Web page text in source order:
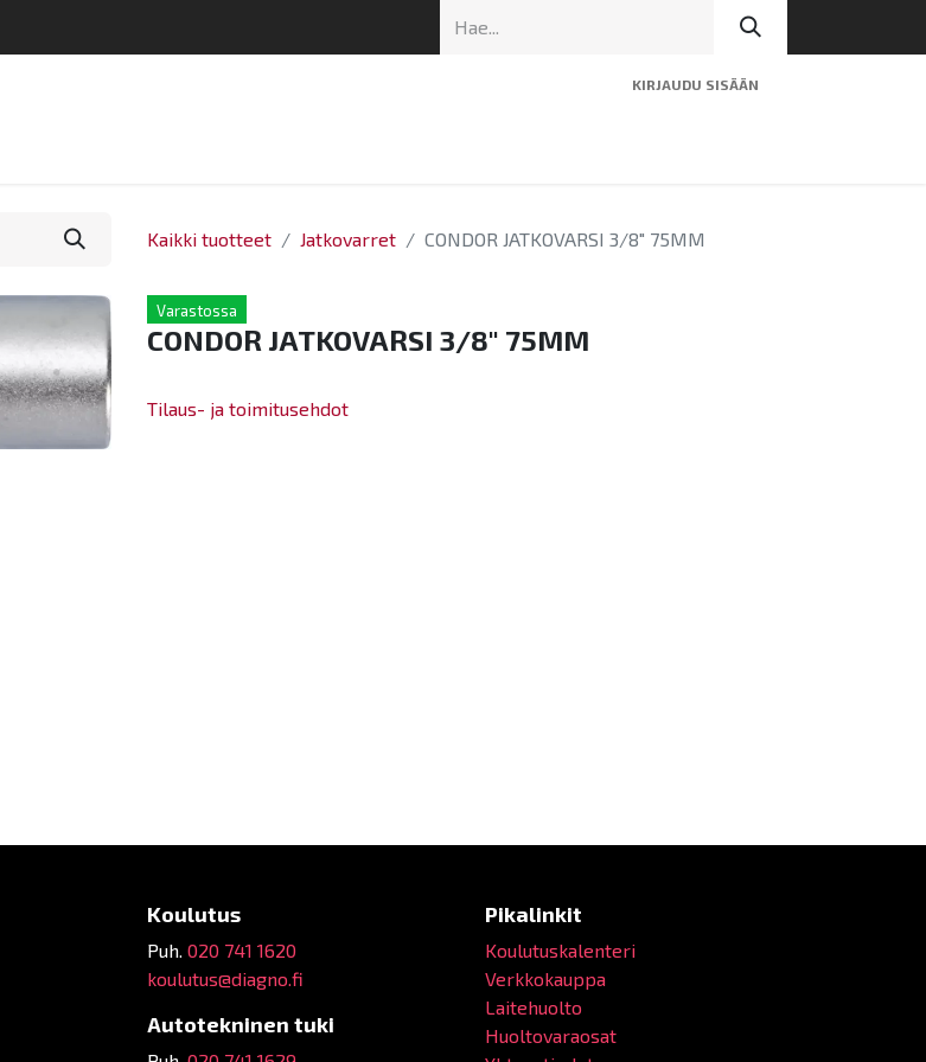
KIRJAUDU SISÄÄN
Kaikki tuotteet Jatkovarret CONDOR JATKOVARSI 3/8" 75MM
Varastossa
CONDOR JATKOVARSI 3/8" 75MM
Tilaus- ja toimitusehdot
Koulutus
Puh. 020 741 1620
koulutus@diagno.fi
Autotekninen tuki
Pikalinkit
Koulutuskalenteri
Verkkokauppa
Laitehuolto
Huoltovaraosat